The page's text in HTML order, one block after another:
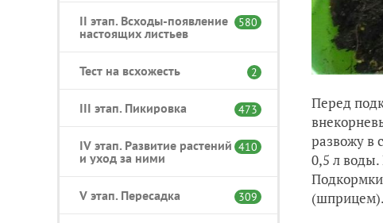
II этап. Всходы-появление
настоящих листьев
580
Тест на всхожесть 2
III этап. Пикировка 473
IV этап. Развитие растений
и уход за ними
410
V этап. Пересадка 309
Перед
развожу в
0,5 л
Подкормки
(шприцем).